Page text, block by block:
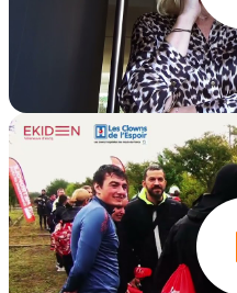
Ekivengers 2021